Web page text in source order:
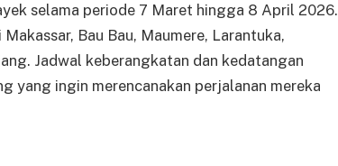
selama periode 7 Maret hingga 8 April 2026.
Bau Bau, Maumere, Larantuka,
Jadwal keberangkatan dan kedatangan
yang ingin merencanakan perjalanan mereka